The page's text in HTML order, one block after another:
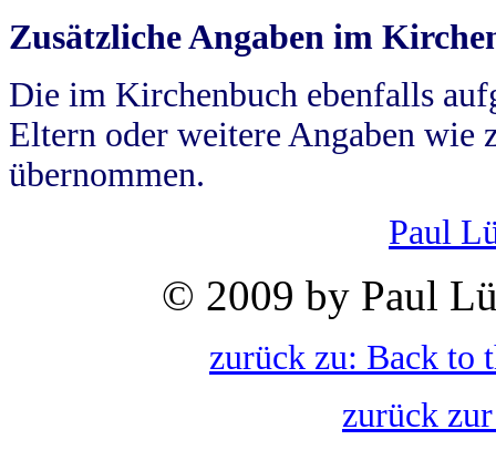
Zusätzliche Angaben im
Die im Kirchenbuch ebenfalls
Eltern oder weitere Angaben wie
übernommen.
Paul
© 2009 by Paul
zurück zu: Back to
zurück